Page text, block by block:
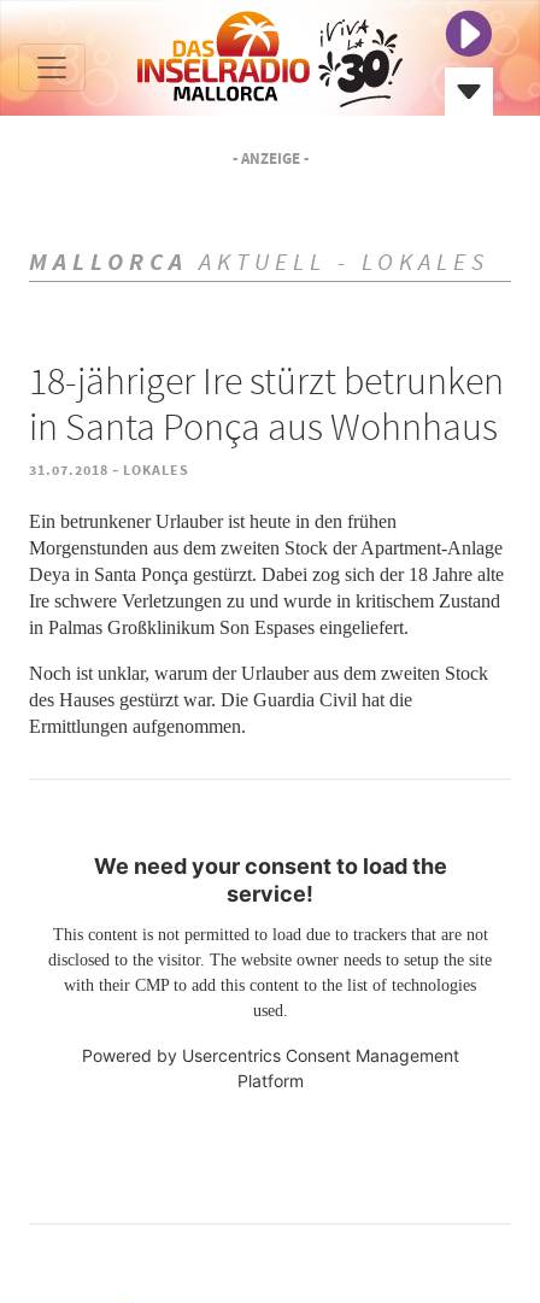
- ANZEIGE -
MALLORCA AKTUELL - LOKALES
18-jähriger Ire stürzt betrunken
in Santa Ponça aus Wohnhaus
31.07.2018 - LOKALES
Ein betrunkener Urlauber ist heute in den frühen
Morgenstunden aus dem zweiten Stock der Apartment-Anlage
Deya in Santa Ponça gestürzt. Dabei zog sich der 18 Jahre alte
Ire schwere Verletzungen zu und wurde in kritischem Zustand
in Palmas Großklinikum Son Espases eingeliefert.
Noch ist unklar, warum der Urlauber aus dem zweiten Stock
des Hauses gestürzt war. Die Guardia Civil hat die
Ermittlungen aufgenommen.
We need your consent to load the
service!
This content is not permitted to load due to trackers that are not
disclosed to the visitor. The website owner needs to setup the site
with their CMP to add this content to the list of technologies
used.
Powered by Usercentrics Consent Management
Platform